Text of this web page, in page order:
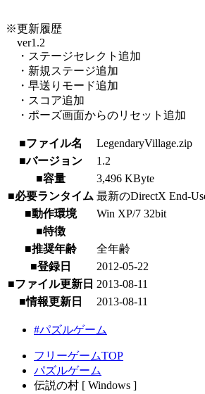
※更新履歴
ver1.2
・ステージセレクト追加
・新規ステージ追加
・早送りモード追加
・スコア追加
・ポーズ画面からのリセット追加
■ファイル名
LegendaryVillage.zip
■バージョン
1.2
■容量
3,496 KByte
■必要ランタイム 最新のDirectX End-
■動作環境
Win XP/7 32bit
■特徴
■推奨年齢
全年齢
■登録日
2012-05-22
■ファイル更新日 2013-08-11
■情報更新日
2013-08-11
#パズルゲーム
フリーゲームTOP
パズルゲーム
伝説の村 [ Windows ]